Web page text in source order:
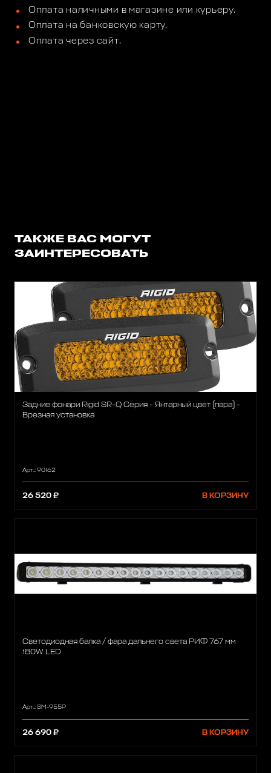
Оплата наличными в магазине или курьеру.
Оплата на банковскую карту.
Оплата через сайт.
ТАКЖЕ ВАС МОГУТ
ЗАИНТЕРЕСОВАТЬ
Задние фонари Rigid SR-Q Серия - Янтарный цвет (пара) -
Врезная установка
Арт.: 90162
26 520 ₽ В КОРЗИНУ
Светодиодная балка / фара дальнего света РИФ 767 мм
180W LED
Арт.: SM-955P
26 690 ₽ В КОРЗИНУ